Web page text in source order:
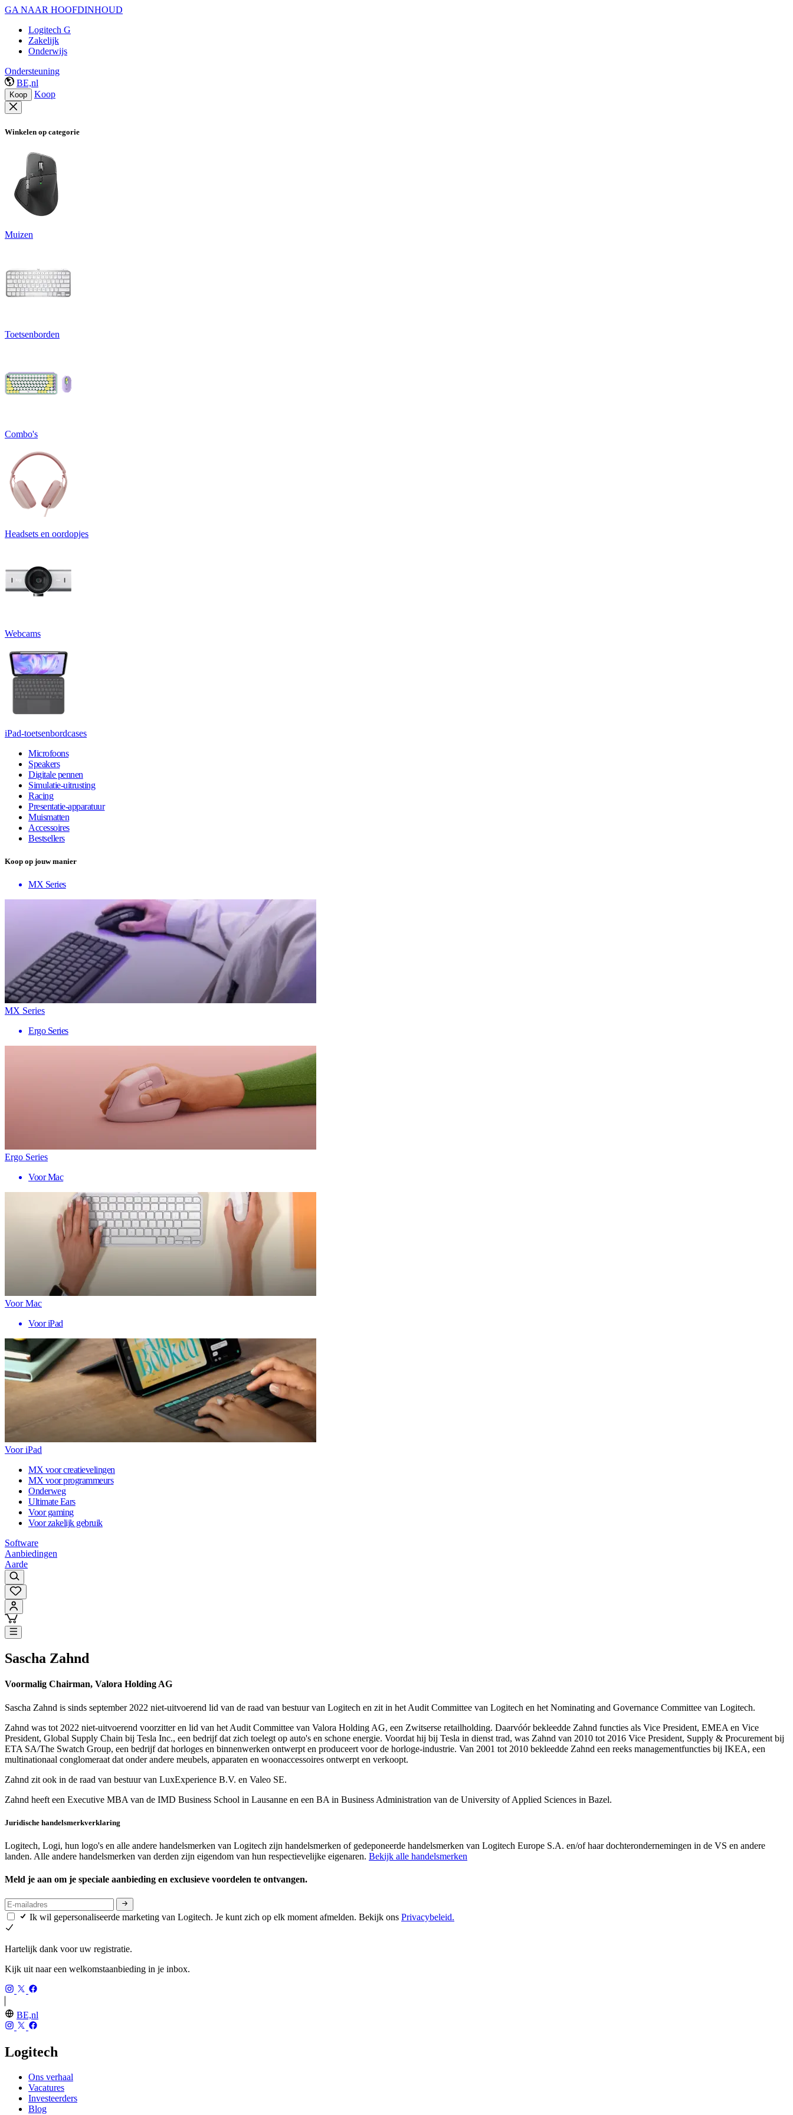
GA NAAR HOOFDINHOUD
Logitech G
Zakelijk
Onderwijs
Ondersteuning
BE,nl
Koop Koop
Winkelen op categorie
Muizen
Toetsenborden
Combo's
Headsets en oordopjes
Webcams
iPad-toetsenbordcases
Microfoons
Speakers
Digitale pennen
Simulatie-uitrusting
Racing
Presentatie-apparatuur
Muismatten
Accessoires
Bestsellers
Koop op jouw manier
MX Series
MX Series
Ergo Series
Ergo Series
Voor Mac
Voor Mac
Voor iPad
Voor iPad
MX voor creatievelingen
MX voor programmeurs
Onderweg
Ultimate Ears
Voor gaming
Voor zakelijk gebruik
Software
Aanbiedingen
Aarde
Sascha Zahnd
Voormalig Chairman, Valora Holding AG
Sascha Zahnd is sinds september 2022 niet-uitvoerend lid van de raad van bestuur van Logitech en zit in het Audit Committee van Logitech en het Nominating and Governance Committee van Logitech.
Zahnd was tot 2022 niet-uitvoerend voorzitter en lid van het Audit Committee van Valora Holding AG, een Zwitserse retailholding. Daarvóór bekleedde Zahnd functies als Vice President, EMEA en Vice
President, Global Supply Chain bij Tesla Inc., een bedrijf dat zich toelegt op auto's en schone energie. Voordat hij bij Tesla in dienst trad, was Zahnd van 2010 tot 2016 Vice President, Supply & Procurement bij
ETA SA/The Swatch Group, een bedrijf dat horloges en binnenwerken ontwerpt en produceert voor de horloge-industrie. Van 2001 tot 2010 bekleedde Zahnd een reeks managementfuncties bij IKEA, een
multinationaal conglomeraat dat onder andere meubels, apparaten en woonaccessoires ontwerpt en verkoopt.
Zahnd zit ook in de raad van bestuur van LuxExperience B.V. en Valeo SE.
Zahnd heeft een Executive MBA van de IMD Business School in Lausanne en een BA in Business Administration van de University of Applied Sciences in Bazel.
Juridische handelsmerkverklaring
Logitech, Logi, hun logo's en alle andere handelsmerken van Logitech zijn handelsmerken of gedeponeerde handelsmerken van Logitech Europe S.A. en/of haar dochterondernemingen in de VS en andere
landen. Alle andere handelsmerken van derden zijn eigendom van hun respectievelijke eigenaren. Bekijk alle handelsmerken
Meld je aan om je speciale aanbieding en exclusieve voordelen te ontvangen.
Ik wil gepersonaliseerde marketing van Logitech. Je kunt zich op elk moment afmelden. Bekijk ons Privacybeleid.
Hartelijk dank voor uw registratie.
Kijk uit naar een welkomstaanbieding in je inbox.
BE,nl
Logitech
Ons verhaal
Vacatures
Investeerders
Blog